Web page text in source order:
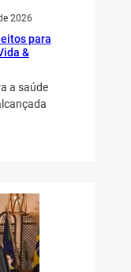
2026
para
&
a saúde